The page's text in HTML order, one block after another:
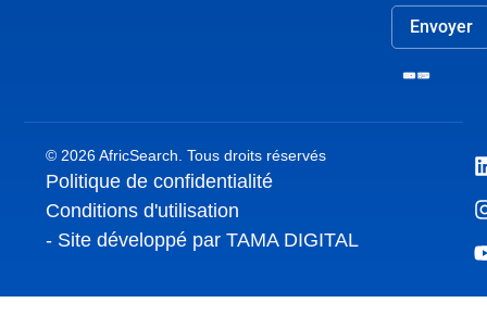
Envoyer
© 2026 AfricSearch. Tous droits réservés
Politique de confidentialité
Conditions d'utilisation
- Site développé par TAMA DIGITAL